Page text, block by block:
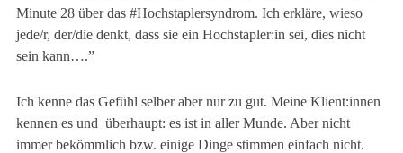
Minute 28 über das #Hochstaplersyndrom. Ich erkläre, wieso
jede/r, der/die denkt, dass sie ein Hochstapler:in sei, dies nicht
sein kann….”
Ich kenne das Gefühl selber aber nur zu gut. Meine Klient:innen
kennen es und überhaupt: es ist in aller Munde. Aber nicht
immer bekömmlich bzw. einige Dinge stimmen einfach nicht.